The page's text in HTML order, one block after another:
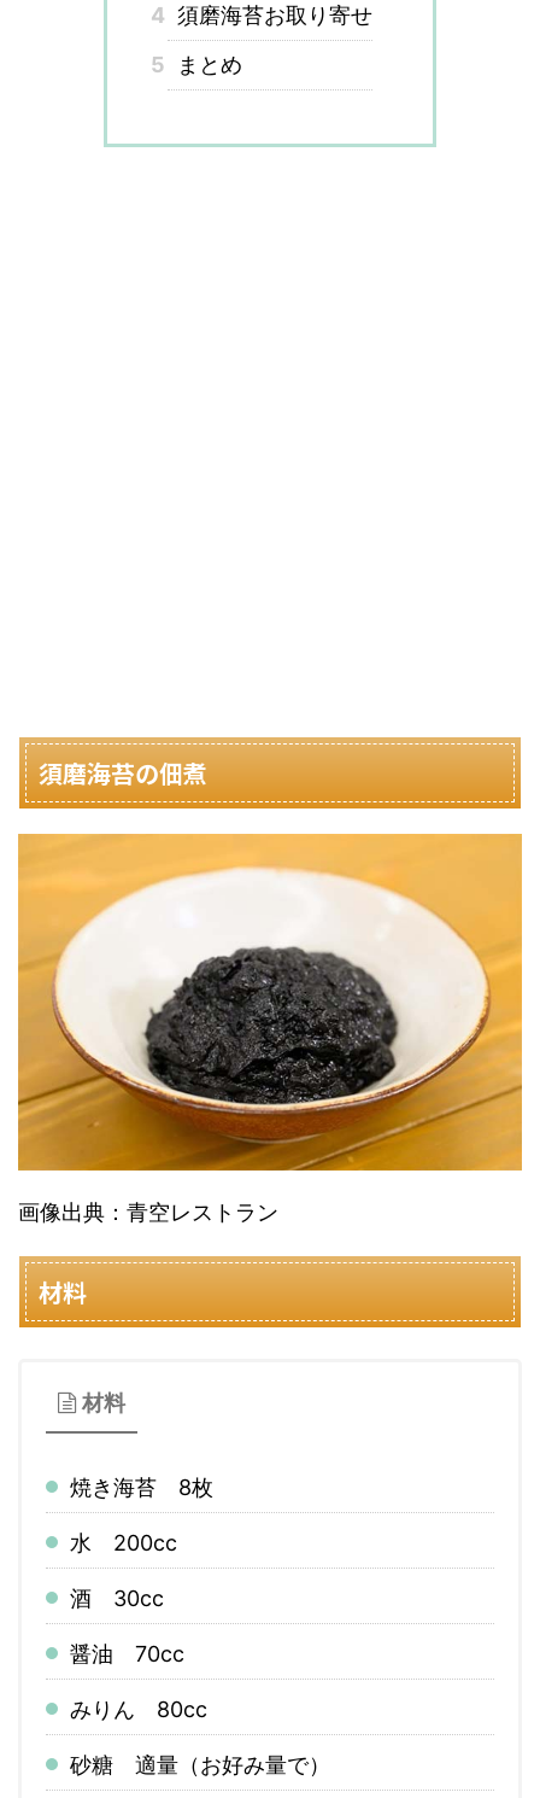
4 須磨海苔お取り寄せ
5
まとめ
須磨海苔の佃煮
画像出典：青空レストラン
材料
材料
焼き海苔 8枚
水 200cc
酒 30cc
醤油 70cc
みりん 80cc
砂糖 適量（お好み量で）